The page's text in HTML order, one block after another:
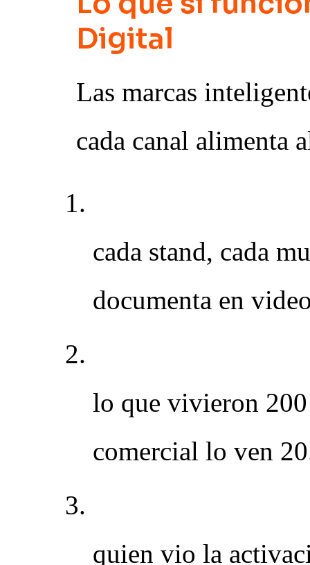
Digital
Las marcas
cada canal alimenta
cada stand, cada
documenta en
lo que vivieron 200
comercial lo ven
quien vio la